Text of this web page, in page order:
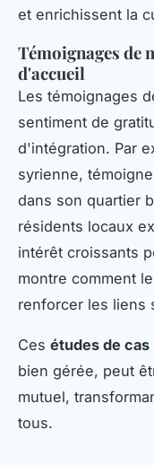
et enrichissent la
Témoignages de
d'accueil
Les témoignages
sentiment de
d'intégration. Par
syrienne,
dans son quartier
résidents locaux
intérêt croissants
montre comment
renforcer les liens
Ces études de cas
bien gérée, peut
mutuel,
tous.